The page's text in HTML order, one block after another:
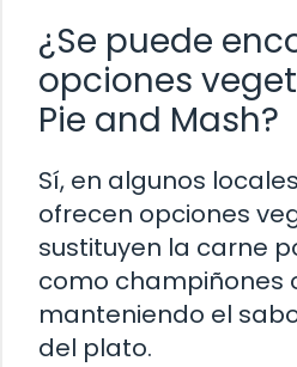
¿Se puede
opciones
Pie and Mash?
Sí, en algunos
ofrecen opciones
sustituyen la carne
como champiñones
manteniendo el
del plato.